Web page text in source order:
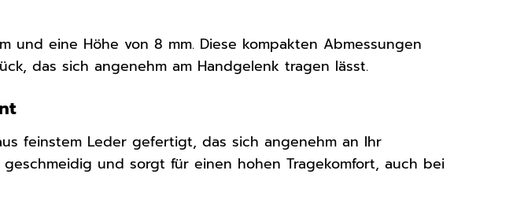
und eine Höhe von 8 mm. Diese kompakten Abmessungen
das sich angenehm am Handgelenk tragen lässt.
feinstem Leder gefertigt, das sich angenehm an Ihr
und sorgt für einen hohen Tragekomfort, auch bei